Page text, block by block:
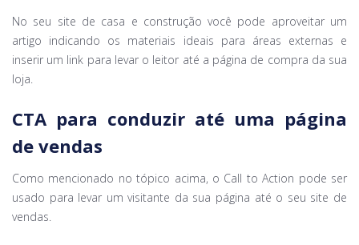
No seu site de casa e construção você pode aproveitar um
artigo indicando os materiais ideais para áreas externas e
inserir um link para levar o leitor até a página de compra da sua
loja.
CTA para conduzir até uma página
de vendas
Como mencionado no tópico acima, o Call to Action pode ser
usado para levar um visitante da sua página até o seu site de
vendas.